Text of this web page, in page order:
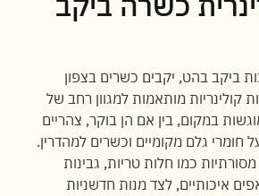
ביקב בהט, יקבים כשרים בצפון
קולינריות מותאמות למגוון רחב של
במקום, בין אם הן בוקר, צהריים
חומרי גלם מקומיים וכשרים למהדרין.
כמו חלות טריות, גבינות
איכותיים, לצד מנות חדשניות